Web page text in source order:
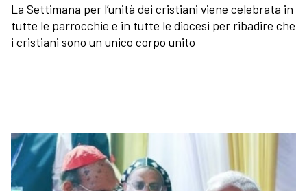
La Settimana per l’unità dei cristiani viene celebrata in
tutte le parrocchie e in tutte le diocesi per ribadire che
i cristiani sono un unico corpo unito